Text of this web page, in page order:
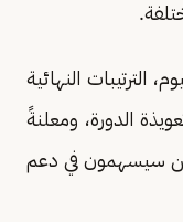
النهائية
الدورة، ومعلنةً
سيسهمون في دعم